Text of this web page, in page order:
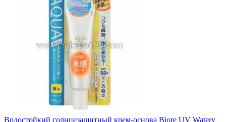
Водостойкий солнцезащитный крем-основа Biore UV Watery